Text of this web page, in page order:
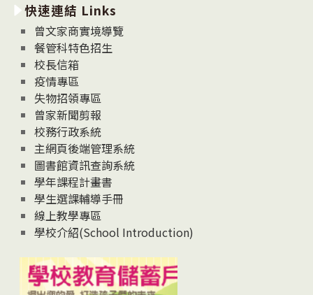
消
息
News
快速連結 Links
曾文家商實境導覽
餐管科特色招生
校長信箱
疫情專區
失物招領專區
曾家新聞剪報
校務行政系統
主網頁後端管理系統
圖書館資訊查詢系統
學年課程計畫書
學生選課輔導手冊
線上教學專區
學校介紹(School Introduction)